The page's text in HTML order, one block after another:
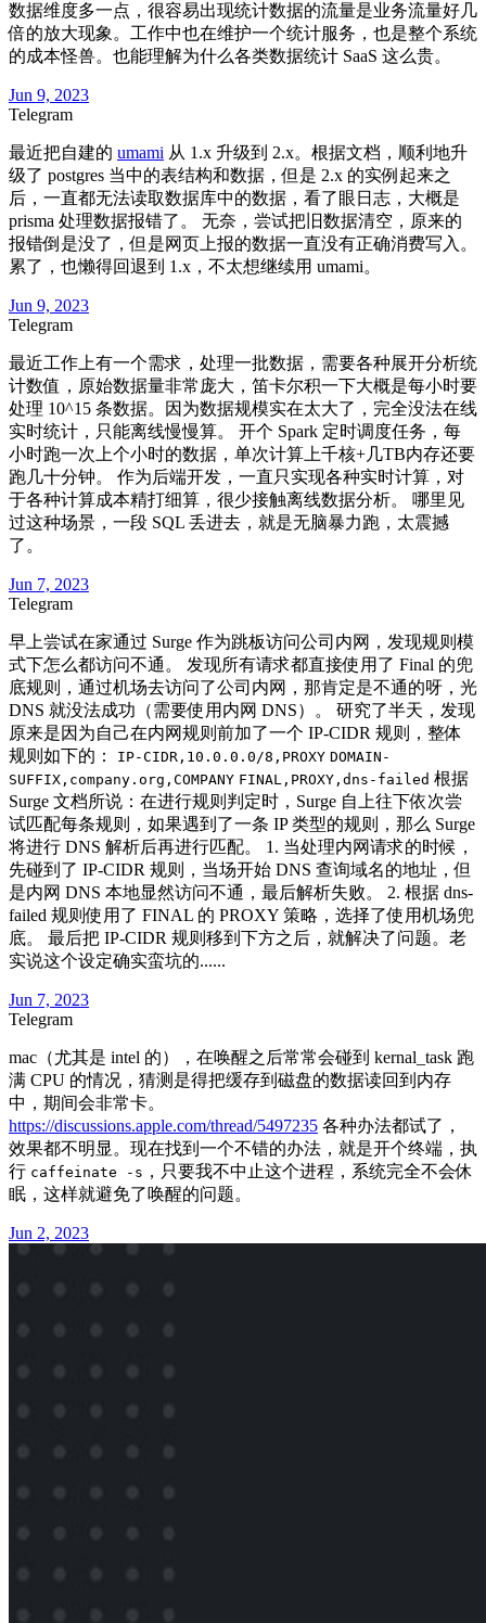
数据维度多一点，很容易出现统计数据的流量是业务流量好几
倍的放大现象。工作中也在维护一个统计服务，也是整个系统
的成本怪兽。也能理解为什么各类数据统计 SaaS 这么贵。
Jun 9, 2023
Telegram
最近把自建的 umami 从 1.x 升级到 2.x。根据文档，顺利地升
级了 postgres 当中的表结构和数据，但是 2.x 的实例起来之
后，一直都无法读取数据库中的数据，看了眼日志，大概是
prisma 处理数据报错了。 无奈，尝试把旧数据清空，原来的
报错倒是没了，但是网页上报的数据一直没有正确消费写入。
累了，也懒得回退到 1.x，不太想继续用 umami。
Jun 9, 2023
Telegram
最近工作上有一个需求，处理一批数据，需要各种展开分析统
计数值，原始数据量非常庞大，笛卡尔积一下大概是每小时要
处理 10^15 条数据。因为数据规模实在太大了，完全没法在线
实时统计，只能离线慢慢算。 开个 Spark 定时调度任务，每
小时跑一次上个小时的数据，单次计算上千核+几TB内存还要
跑几十分钟。 作为后端开发，一直只实现各种实时计算，对
于各种计算成本精打细算，很少接触离线数据分析。 哪里见
过这种场景，一段 SQL 丢进去，就是无脑暴力跑，太震撼
了。
Jun 7, 2023
Telegram
早上尝试在家通过 Surge 作为跳板访问公司内网，发现规则模
式下怎么都访问不通。 发现所有请求都直接使用了 Final 的兜
底规则，通过机场去访问了公司内网，那肯定是不通的呀，光
DNS 就没法成功（需要使用内网 DNS）。 研究了半天，发现
原来是因为自己在内网规则前加了一个 IP-CIDR 规则，整体
规则如下的：
IP-CIDR,10.0.0.0/8,PROXY DOMAIN-
SUFFIX,company.org,COMPANY FINAL,PROXY,dns-failed 根据
Surge 文档所说：在进行规则判定时，Surge 自上往下依次尝
试匹配每条规则，如果遇到了一条 IP 类型的规则，那么 Surge
将进行 DNS 解析后再进行匹配。 1. 当处理内网请求的时候，
先碰到了 IP-CIDR 规则，当场开始 DNS 查询域名的地址，但
是内网 DNS 本地显然访问不通，最后解析失败。 2. 根据 dns-
failed 规则使用了 FINAL 的 PROXY 策略，选择了使用机场兜
底。 最后把 IP-CIDR 规则移到下方之后，就解决了问题。老
实说这个设定确实蛮坑的......
Jun 7, 2023
Telegram
mac（尤其是 intel 的），在唤醒之后常常会碰到 kernal_task 跑
满 CPU 的情况，猜测是得把缓存到磁盘的数据读回到内存
中，期间会非常卡。
https://discussions.apple.com/thread/5497235 各种办法都试了，
效果都不明显。现在找到一个不错的办法，就是开个终端，执
行 caffeinate -s ，只要我不中止这个进程，系统完全不会休
眠，这样就避免了唤醒的问题。
Jun 2, 2023